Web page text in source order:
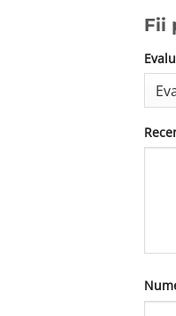
Fii